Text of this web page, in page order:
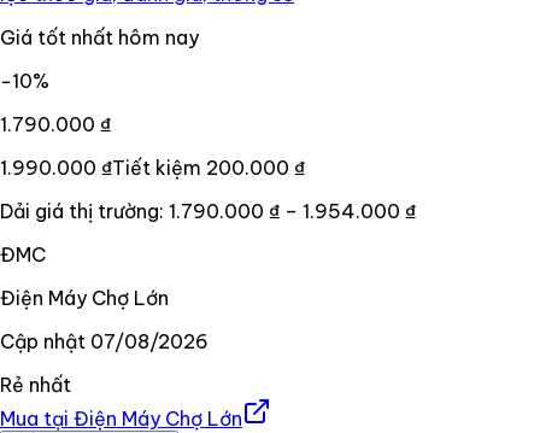
Giá tốt nhất hôm nay
−10%
1.790.000 ₫
1.990.000 ₫Tiết kiệm 200.000 ₫
Dải giá thị trường: 1.790.000 ₫ – 1.954.000 ₫
ĐMC
Điện Máy Chợ Lớn
Cập nhật 07/08/2026
Rẻ nhất
Mua tại Điện Máy Chợ Lớn